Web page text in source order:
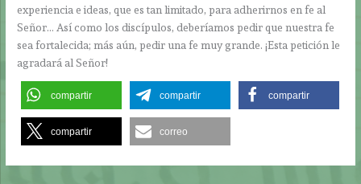
experiencia e ideas, que es tan limitado, para adherirnos en fe al
Señor… Así como los discípulos, deberíamos pedir que nuestra fe
sea fortalecida; más aún, pedir una fe muy grande. ¡Esta petición le
agradará al Señor!
compartir compartir compartir
compartir correo